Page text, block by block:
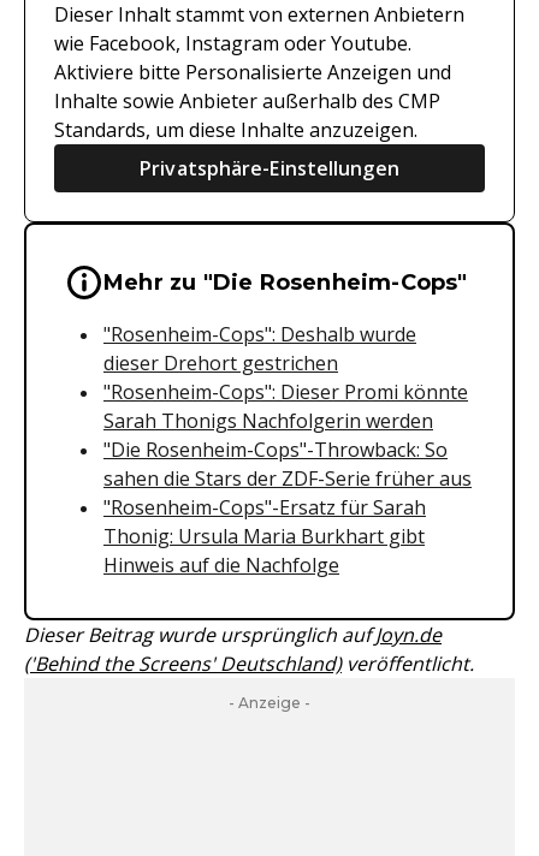
Dieser Inhalt stammt von externen Anbietern
wie Facebook, Instagram oder Youtube.
Aktiviere bitte Personalisierte Anzeigen und
Inhalte sowie Anbieter außerhalb des CMP
Standards, um diese Inhalte anzuzeigen.
Privatsphäre-Einstellungen
Wichtige Hinweise &
Mehr zu "Die Rosenheim-Cops"
"Rosenheim-Cops": Deshalb wurde
dieser Drehort gestrichen
"Rosenheim-Cops": Dieser Promi könnte
Sarah Thonigs Nachfolgerin werden
"Die Rosenheim-Cops"-Throwback: So
sahen die Stars der ZDF-Serie früher aus
"Rosenheim-Cops"-Ersatz für Sarah
Thonig: Ursula Maria Burkhart gibt
Hinweis auf die Nachfolge
Dieser Beitrag wurde ursprünglich aufJoyn.de
('Behind the Screens' Deutschland)veröffentlicht.
- Anzeige -